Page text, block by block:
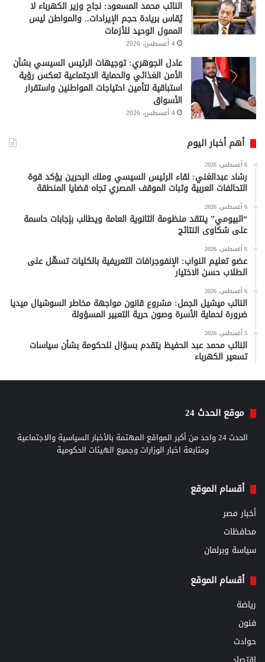
النائب محمد المسعود: نجاح وزير الكهرباء لا
يُقاس بريادة حجم الإيرادات.. والمواطن ليس
الممول الوحيد للأزمات
4 أغسطس، 2026
عادل الجوهري: توجيهات الرئيس السيسي بشأن
الأمن الغذائي والحماية الاجتماعية تعكس رؤية
استباقية لتأمين احتياجات المواطنين واستقرار
الأسواق
4 أغسطس، 2026
أهم أخبار اليوم
6 أغسطس، 2026
رشاد عبدالغني: لقاء الرئيس السيسي وملك البحرين يؤكد قوة
التحالفات العربية وثبات الموقف المصري تجاه قضايا المنطقة
6 أغسطس، 2026
“البيومي” ينتقد منظومة الثانوية العامة ويطالب بإجابات حاسمة
على شكاوى النتائج
6 أغسطس، 2026
عضو تعليم النواب: الإنفوجرافات التعريفية بالكليات تسهّل على
الطلاب حسن الاختيار
6 أغسطس، 2026
النائب ميشيل الجمل: مشروع قانون مواجهة مخاطر السوشيال ميديا
ضرورة لحماية الأسرة وصون حرية التعبير المسؤولة
5 أغسطس، 2026
النائب محمد عبد الحفيظ يتقدم بسؤال للحكومة بشأن سياسات
تسعير الكهرباء
موقع الحدث 24
الحدث 24 واحد من أكبر المواقع المهتمة بالأخبار السياسية والاجتماعية
ومتابعة اخبار الوزارات وجميع الهيئات الحكومية
أقسام الموقع
أخبار مصر
محافظات
سياسة وبرلمان
أقسام الموقع
رياضة
فنون
حوادث